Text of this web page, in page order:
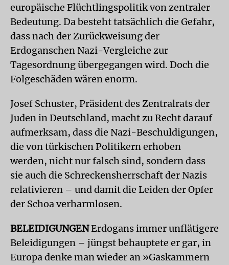
europäische Flüchtlingspolitik von zentraler
Bedeutung. Da besteht tatsächlich die Gefahr,
dass nach der Zurückweisung der
Erdoganschen Nazi-Vergleiche zur
Tagesordnung übergegangen wird. Doch die
Folgeschäden wären enorm.
Josef Schuster, Präsident des Zentralrats der
Juden in Deutschland, macht zu Recht darauf
aufmerksam, dass die Nazi-Beschuldigungen,
die von türkischen Politikern erhoben
werden, nicht nur falsch sind, sondern dass
sie auch die Schreckensherrschaft der Nazis
relativieren – und damit die Leiden der Opfer
der Schoa verharmlosen.
BELEIDIGUNGENErdogans immer unflätigere
Beleidigungen – jüngst behauptete er gar, in
Europa denke man wieder an »Gaskammern